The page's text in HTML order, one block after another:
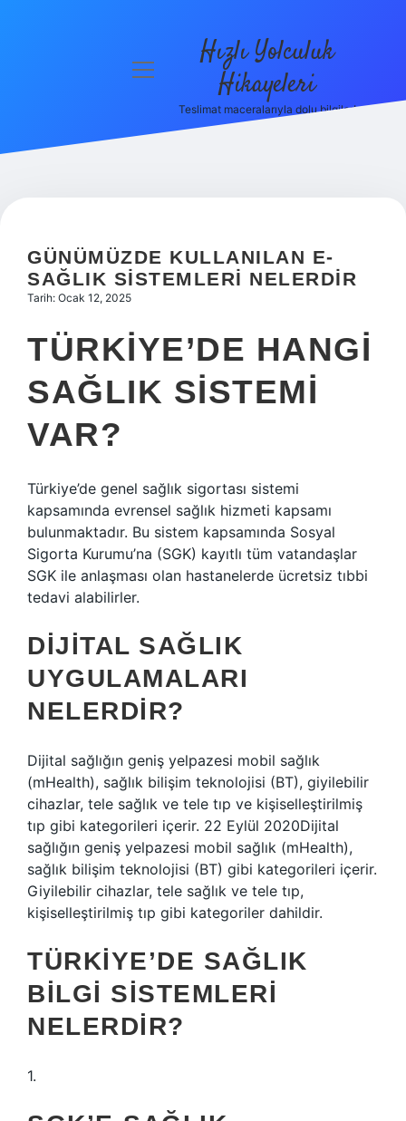
Hakkımızda
menüyü
Hızlı Yolculuk
Hikayeleri
Teslimat maceralarıyla dolu bilgiler!
GÜNÜMÜZDE KULLANILAN E-
SAĞLIK SISTEMLERI NELERDIR
Tarih: Ocak 12, 2025
TÜRKIYE’DE HANGI
SAĞLIK SISTEMI
VAR?
Türkiye’de genel sağlık sigortası sistemi
kapsamında evrensel sağlık hizmeti kapsamı
bulunmaktadır. Bu sistem kapsamında Sosyal
Sigorta Kurumu’na (SGK) kayıtlı tüm vatandaşlar
SGK ile anlaşması olan hastanelerde ücretsiz tıbbi
tedavi alabilirler.
DIJITAL SAĞLIK
UYGULAMALARI
NELERDIR?
Dijital sağlığın geniş yelpazesi mobil sağlık
(mHealth), sağlık bilişim teknolojisi (BT), giyilebilir
cihazlar, tele sağlık ve tele tıp ve kişiselleştirilmiş
tıp gibi kategorileri içerir. 22 Eylül 2020Dijital
sağlığın geniş yelpazesi mobil sağlık (mHealth),
sağlık bilişim teknolojisi (BT) gibi kategorileri içerir.
Giyilebilir cihazlar, tele sağlık ve tele tıp,
kişiselleştirilmiş tıp gibi kategoriler dahildir.
TÜRKIYE’DE SAĞLIK
BILGI SISTEMLERI
NELERDIR?
1.